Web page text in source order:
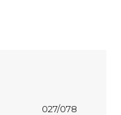
027/078